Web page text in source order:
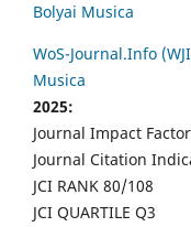
Bolyai Musica
WoS-Journal.Info
Musica
2025:
Journal Impact Factor
Journal Citation
JCI RANK 80/108
JCI QUARTILE Q3